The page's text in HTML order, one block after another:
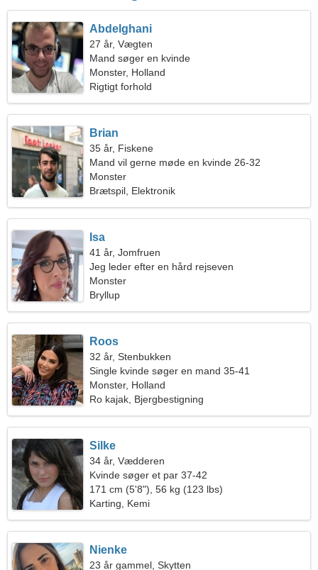
Abdelghani
27 år, Vægten
Mand søger en kvinde
Monster, Holland
Rigtigt forhold
Brian
35 år, Fiskene
Mand vil gerne møde en kvinde 26-32
Monster
Brætspil, Elektronik
Isa
41 år, Jomfruen
Jeg leder efter en hård rejseven
Monster
Bryllup
Roos
32 år, Stenbukken
Single kvinde søger en mand 35-41
Monster, Holland
Ro kajak, Bjergbestigning
Silke
34 år, Vædderen
Kvinde søger et par 37-42
171 cm (5'8"), 56 kg (123 lbs)
Karting, Kemi
Nienke
23 år gammel, Skytten